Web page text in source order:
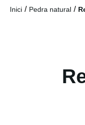
Inici Pedra natural